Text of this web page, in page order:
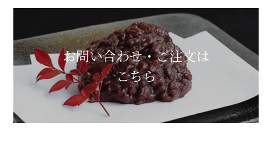
お問い合わせ・ご注文は
こちら